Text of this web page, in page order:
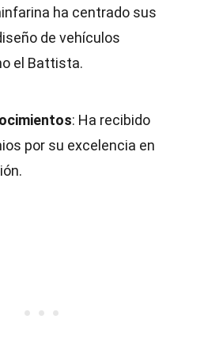
ha centrado sus
de vehículos
el Battista.
: Ha recibido
por su excelencia en